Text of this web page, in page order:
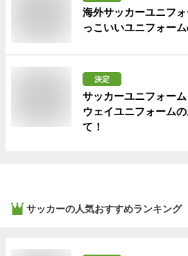
海外サッカーユニフ
っこいいユニフォー
決定
サッカーユニフォー
ウェイユニフォーム
て！
サッカーの人気おすすめランキング